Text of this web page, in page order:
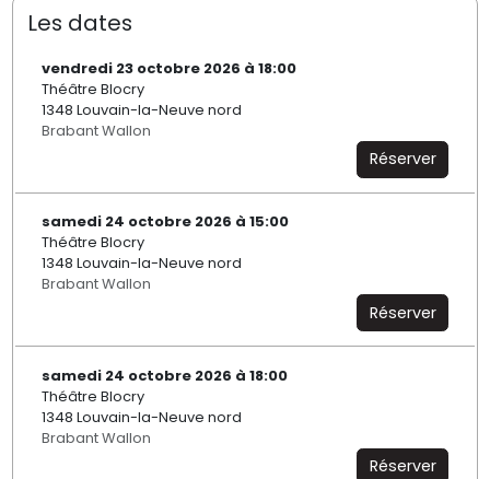
Les dates
vendredi 23 octobre 2026 à 18:00
Théâtre Blocry
1348 Louvain-la-Neuve nord
Brabant Wallon
Réserver
samedi 24 octobre 2026 à 15:00
Théâtre Blocry
1348 Louvain-la-Neuve nord
Brabant Wallon
Réserver
samedi 24 octobre 2026 à 18:00
Théâtre Blocry
1348 Louvain-la-Neuve nord
Brabant Wallon
Réserver